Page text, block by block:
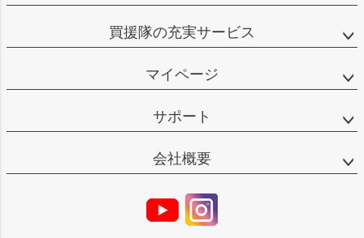
買援隊の充実サービス
マイページ
サポート
会社概要